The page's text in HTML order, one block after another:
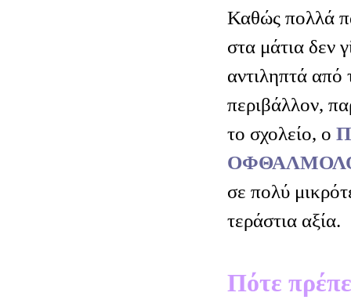
Καθώς πολλά
στα μάτια δεν
αντιληπτά από
περιβάλλον,
το σχολείο, ο
σε πολύ
τεράστια αξία.
Πότε